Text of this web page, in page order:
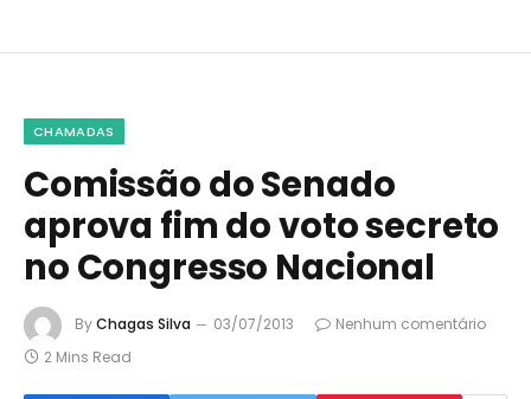
CHAMADAS
Comissão do Senado
aprova fim do voto secreto
no Congresso Nacional
ByChagas Silva 03/07/2013
Nenhum comentário
2 Mins Read